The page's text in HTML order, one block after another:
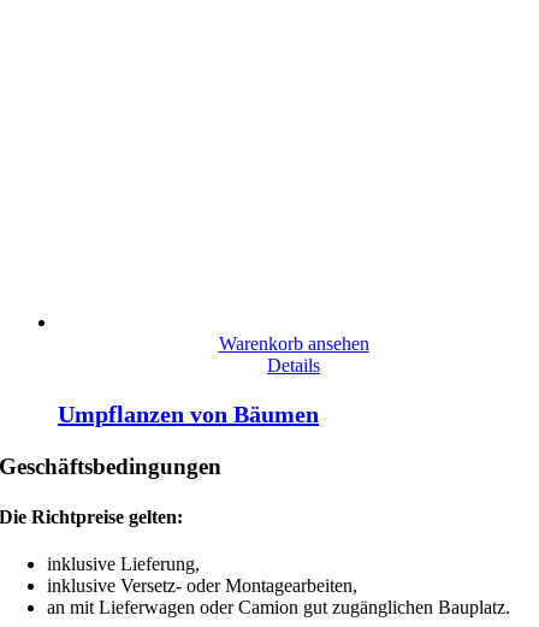
Warenkorb ansehen
Details
Umpflanzen von Bäumen
Geschäftsbedingungen
Die Richtpreise gelten:
inklusive Lieferung,
inklusive Versetz- oder Montagearbeiten,
an mit Lieferwagen oder Camion gut zugänglichen Bauplatz.